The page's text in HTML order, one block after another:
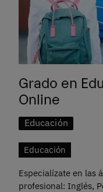
Grado en
Online
Educación
Educación
Especialízate en las
profesional: Inglés,